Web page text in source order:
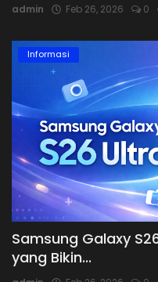
admin Feb 26, 2026 0
Informasi
Samsung Galaxy
yang Bikin...